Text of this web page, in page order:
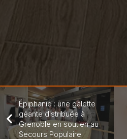
Épiphanie : une galette
géante distribuée à
Grenoble en soutien au
Secours Populaire